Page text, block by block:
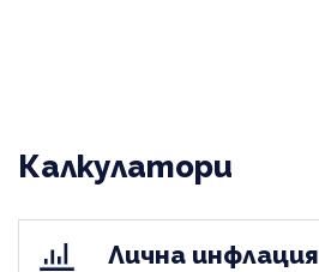
Калкулатори
Лична инфлация